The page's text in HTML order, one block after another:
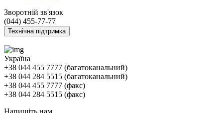
Зворотній зв'язок
(044) 455-77-77
Технічна підтримка
Україна
+38 044 455 7777 (багатоканальний)
+38 044 284 5515 (багатоканальний)
+38 044 455 7777 (факс)
+38 044 284 5515 (факс)
Напишіть нам